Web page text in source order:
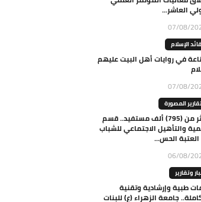
العاشر...
07/08/
الإسلام
في روايات أهل البيت عليهم
07/08/
المصورة
بأكثر من (795) ألف مستفيد.. قسم
والتأهيل الاجتماعي للشباب
الحس...
06/08/
وتقارير
طبية وإرشادية وتقنية
جامعة الزهراء (ع) للبنات